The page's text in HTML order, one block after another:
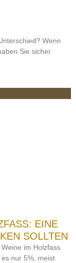
Wenn
Sie sicher
EINE
SOLLTEN
im Holzfass
nur 5%, meist